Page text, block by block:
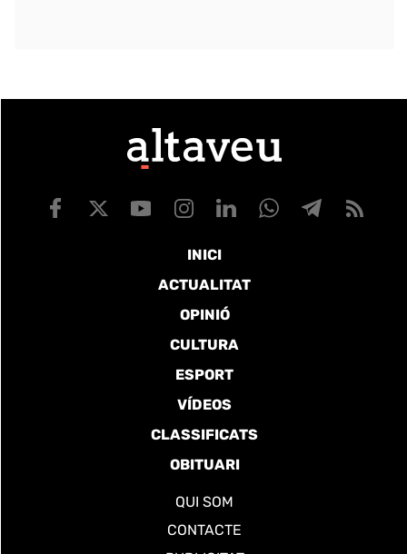
INICI
ACTUALITAT
OPINIÓ
CULTURA
ESPORT
VÍDEOS
CLASSIFICATS
OBITUARI
QUI SOM
CONTACTE